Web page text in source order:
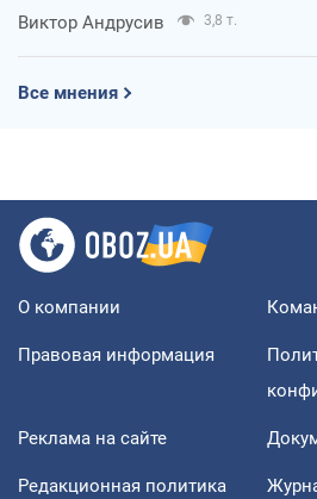
Виктор Андрусив 3,8 т.
Все мнения
О компании
Правовая информация
Реклама на сайте
Редакционная политика